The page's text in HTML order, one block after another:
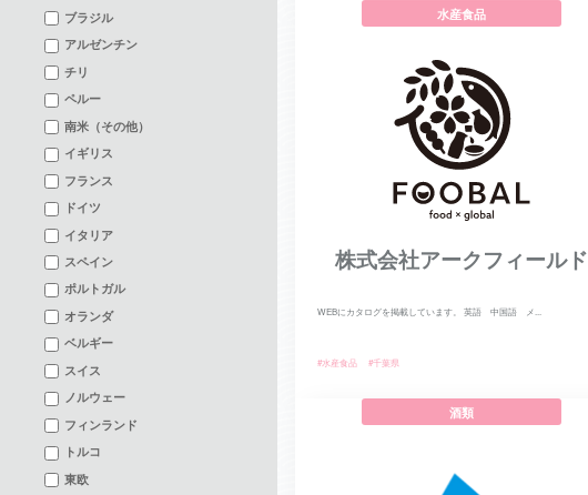
ブラジル
アルゼンチン
チリ
ペルー
南米（その他）
イギリス
フランス
ドイツ
イタリア
スペイン
ポルトガル
オランダ
ベルギー
スイス
ノルウェー
フィンランド
トルコ
東欧
水産食品
株式会社アークフィールド
WEBにカタログを掲載しています。 英語 中国語 メ...
#水産食品 #千葉県
酒類